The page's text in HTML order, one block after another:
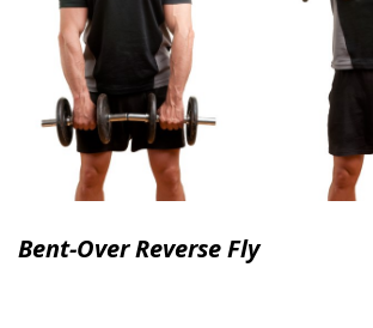
Bent-Over Reverse Fly